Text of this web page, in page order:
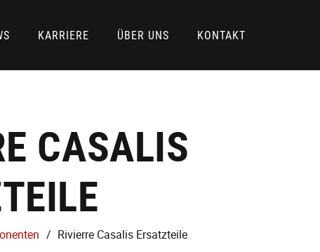
KARRIERE ÜBER UNS KONTAKT
CASALIS
/ Rivierre Casalis Ersatzteile